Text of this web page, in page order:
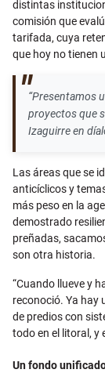
distintas
comisión que
tarifada, cuya
que hoy no tienen
“Presentamos
proyectos que
Izaguirre en
Las áreas que se
anticíclicos y
más peso en la
demostrado
preñadas,
son otra historia.
“Cuando llueve y
reconoció. Ya hay
de predios con
todo en el litoral, y
Un fondo